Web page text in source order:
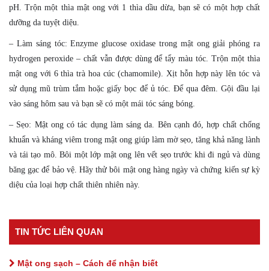
pH. Trộn một thìa mật ong với 1 thìa dầu dừa, bạn sẽ có một hợp chất
dưỡng da tuyệt diệu.
– Làm sáng tóc: Enzyme glucose oxidase trong mật ong giải phóng ra
hydrogen peroxide – chất vẫn được dùng để tẩy màu tóc. Trộn một thìa
mật ong với 6 thìa trà hoa cúc (chamomile). Xịt hỗn hợp này lên tóc và
sử dụng mũ trùm tắm hoặc giấy bọc để ủ tóc. Để qua đêm. Gội đầu lại
vào sáng hôm sau và bạn sẽ có một mái tóc sáng bóng.
– Sẹo: Mật ong có tác dụng làm sáng da. Bên cạnh đó, hợp chất chống
khuẩn và kháng viêm trong mật ong giúp làm mờ sẹo, tăng khả năng lành
và tái tạo mô. Bôi một lớp mật ong lên vết sẹo trước khi đi ngủ và dùng
băng gạc để bảo vệ. Hãy thử bôi mật ong hàng ngày và chứng kiến sự kỳ
diệu của loại hợp chất thiên nhiên này.
TIN TỨC LIÊN QUAN
Mật ong sạch – Cách để nhận biết